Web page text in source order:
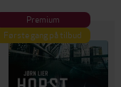
Premium
Første gang på tilbud